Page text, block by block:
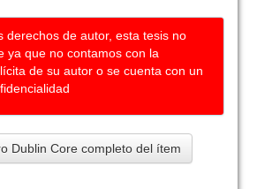
derechos de autor, esta tesis no
ya que no contamos con la
de su autor o se cuenta con un
Dublin Core completo del ítem